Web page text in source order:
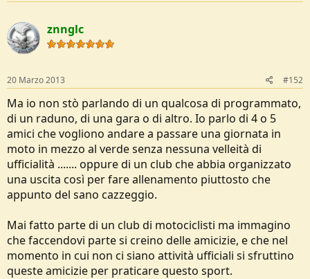
znnglc
20 Marzo 2013 #152
Ma io non stò parlando di un qualcosa di programmato,
di un raduno, di una gara o di altro. Io parlo di 4 o 5
amici che vogliono andare a passare una giornata in
moto in mezzo al verde senza nessuna velleità di
ufficialità ....... oppure di un club che abbia organizzato
una uscita così per fare allenamento piuttosto che
appunto del sano cazzeggio.
Mai fatto parte di un club di motociclisti ma immagino
che faccendovi parte si creino delle amicizie, e che nel
momento in cui non ci siano attività ufficiali si sfruttino
queste amicizie per praticare questo sport.